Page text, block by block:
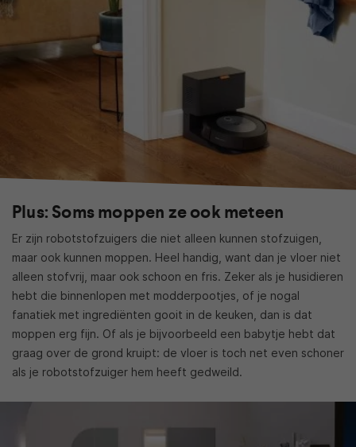
Plus: Soms moppen ze ook meteen
Er zijn robotstofzuigers die niet alleen kunnen stofzuigen,
maar ook kunnen moppen. Heel handig, want dan je vloer niet
alleen stofvrij, maar ook schoon en fris. Zeker als je husidieren
hebt die binnenlopen met modderpootjes, of je nogal
fanatiek met ingrediënten gooit in de keuken, dan is dat
moppen erg fijn. Of als je bijvoorbeeld een babytje hebt dat
graag over de grond kruipt: de vloer is toch net even schoner
als je robotstofzuiger hem heeft gedweild.